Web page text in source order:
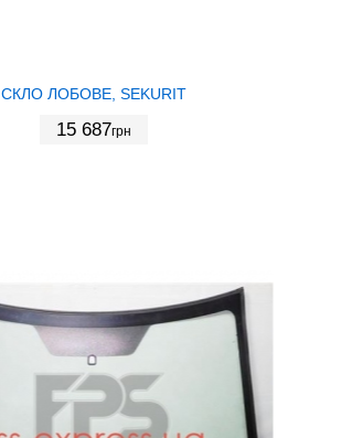
СКЛО ЛОБОВЕ, SEKURIT
15 687грн